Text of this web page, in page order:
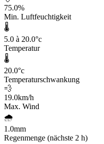
75.0%
Min. Luftfeuchtigkeit
🌡️
5.0 à 20.0°c
Temperatur
🌡️
20.0°c
Temperaturschwankung
💨
19.0km/h
Max. Wind
🌧️
1.0mm
Regenmenge (nächste 2 h)